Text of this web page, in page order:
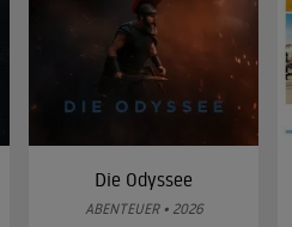
Die Odyssee
ABENTEUER • 2026